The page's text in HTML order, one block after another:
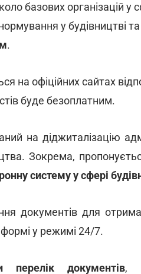
базових організацій у
у будівництві
.
офіційних сайтах
буде безоплатним.
на діджиталізацію
Зокрема,
систему у сфері
документів для
формі у режимі 24/7.
перелік документів,